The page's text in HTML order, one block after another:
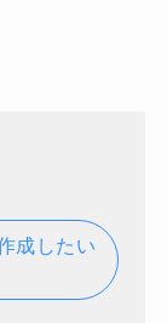
成したい